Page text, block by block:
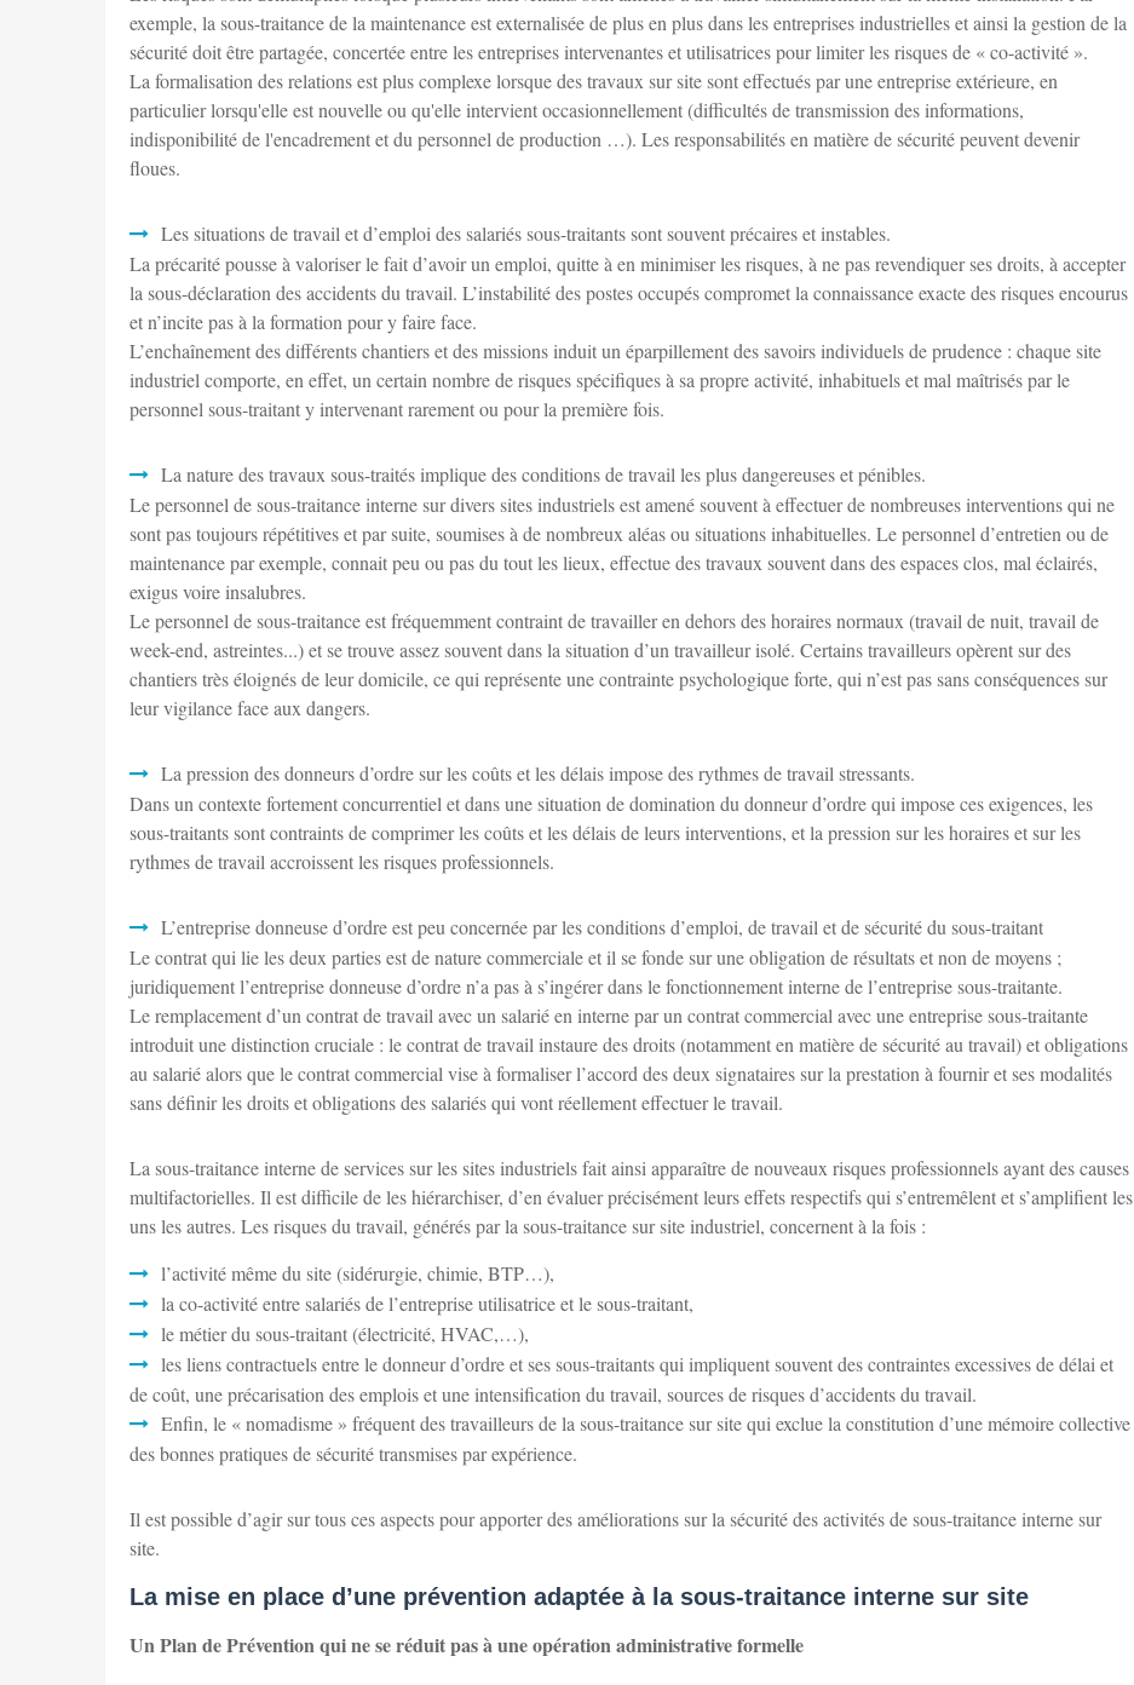
exemple, la sous-traitance de la maintenance est externalisée de plus en plus dans les entreprises industrielles et ainsi la gestion de la
sécurité doit être partagée, concertée entre les entreprises intervenantes et utilisatrices pour limiter les risques de « co-activité ».
La formalisation des relations est plus complexe lorsque des travaux sur site sont effectués par une entreprise extérieure, en
particulier lorsqu'elle est nouvelle ou qu'elle intervient occasionnellement (difficultés de transmission des informations,
indisponibilité de l'encadrement et du personnel de production …). Les responsabilités en matière de sécurité peuvent devenir
floues.
Les situations de travail et d’emploi des salariés sous-traitants sont souvent précaires et instables.
La précarité pousse à valoriser le fait d’avoir un emploi, quitte à en minimiser les risques, à ne pas revendiquer ses droits, à accepter
la sous-déclaration des accidents du travail. L’instabilité des postes occupés compromet la connaissance exacte des risques encourus
et n’incite pas à la formation pour y faire face.
L’enchaînement des différents chantiers et des missions induit un éparpillement des savoirs individuels de prudence : chaque site
industriel comporte, en effet, un certain nombre de risques spécifiques à sa propre activité, inhabituels et mal maîtrisés par le
personnel sous-traitant y intervenant rarement ou pour la première fois.
La nature des travaux sous-traités implique des conditions de travail les plus dangereuses et pénibles.
Le personnel de sous-traitance interne sur divers sites industriels est amené souvent à effectuer de nombreuses interventions qui ne
sont pas toujours répétitives et par suite, soumises à de nombreux aléas ou situations inhabituelles. Le personnel d’entretien ou de
maintenance par exemple, connait peu ou pas du tout les lieux, effectue des travaux souvent dans des espaces clos, mal éclairés,
exigus voire insalubres.
Le personnel de sous-traitance est fréquemment contraint de travailler en dehors des horaires normaux (travail de nuit, travail de
week-end, astreintes...) et se trouve assez souvent dans la situation d’un travailleur isolé. Certains travailleurs opèrent sur des
chantiers très éloignés de leur domicile, ce qui représente une contrainte psychologique forte, qui n’est pas sans conséquences sur
leur vigilance face aux dangers.
La pression des donneurs d’ordre sur les coûts et les délais impose des rythmes de travail stressants.
Dans un contexte fortement concurrentiel et dans une situation de domination du donneur d’ordre qui impose ces exigences, les
sous-traitants sont contraints de comprimer les coûts et les délais de leurs interventions, et la pression sur les horaires et sur les
rythmes de travail accroissent les risques professionnels.
L’entreprise donneuse d’ordre est peu concernée par les conditions d’emploi, de travail et de sécurité du sous-traitant
Le contrat qui lie les deux parties est de nature commerciale et il se fonde sur une obligation de résultats et non de moyens ;
juridiquement l’entreprise donneuse d’ordre n’a pas à s’ingérer dans le fonctionnement interne de l’entreprise sous-traitante.
Le remplacement d’un contrat de travail avec un salarié en interne par un contrat commercial avec une entreprise sous-traitante
introduit une distinction cruciale : le contrat de travail instaure des droits (notamment en matière de sécurité au travail) et obligations
au salarié alors que le contrat commercial vise à formaliser l’accord des deux signataires sur la prestation à fournir et ses modalités
sans définir les droits et obligations des salariés qui vont réellement effectuer le travail.
La sous-traitance interne de services sur les sites industriels fait ainsi apparaître de nouveaux risques professionnels ayant des causes
multifactorielles. Il est difficile de les hiérarchiser, d’en évaluer précisément leurs effets respectifs qui s’entremêlent et s’amplifient les
uns les autres. Les risques du travail, générés par la sous-traitance sur site industriel, concernent à la fois :
l’activité même du site (sidérurgie, chimie, BTP…),
la co-activité entre salariés de l’entreprise utilisatrice et le sous-traitant,
le métier du sous-traitant (électricité, HVAC,…),
les liens contractuels entre le donneur d’ordre et ses sous-traitants qui impliquent souvent des contraintes excessives de délai et
de coût, une précarisation des emplois et une intensification du travail, sources de risques d’accidents du travail.
Enfin, le « nomadisme » fréquent des travailleurs de la sous-traitance sur site qui exclue la constitution d’une mémoire collective
des bonnes pratiques de sécurité transmises par expérience.
Il est possible d’agir sur tous ces aspects pour apporter des améliorations sur la sécurité des activités de sous-traitance interne sur
site.
La mise en place d’une prévention adaptée à la sous-traitance interne sur site
Un Plan de Prévention qui ne se réduit pas à une opération administrative formelle